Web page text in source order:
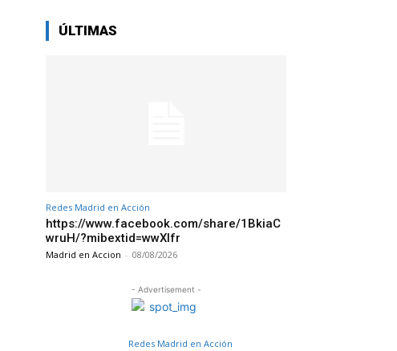
ÚLTIMAS
Redes Madrid en Acción
https://www.facebook.com/share/1BkiaC
wruH/?mibextid=wwXIfr
Madrid en Accion - 08/08/2026
- Advertisement -
Redes Madrid en Acción